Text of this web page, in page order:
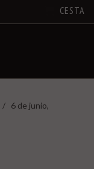
CESTA
/ 6 de junio,